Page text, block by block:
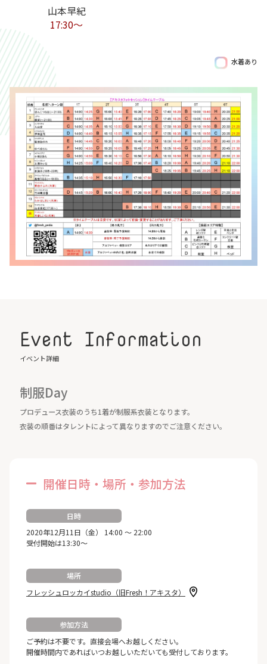
山本早紀
17:30〜
水着あり
Event Information
イベント詳細
制服Day
プロデュース衣装のうち1着が制服系衣装となります。
衣装の順番はタレントによって異なりますのでご注意ください。
開催日時・場所・参加方法
日時
2020年12月11日（金） 14:00 ～ 22:00
受付開始は13:30～
場所
フレッシュロッカイstudio（旧Fresh！アキスタ）
参加方法
ご予約は不要です。直接会場へお越しください。
開催時間内であればいつお越しいただいても受付しております。